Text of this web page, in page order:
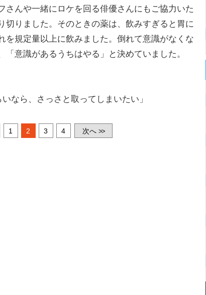
さんや一緒にロケを回る俳優さんにもご協力いた
切りました。そのときの薬は、飲みすぎると胃に
を規定量以上に飲みました。倒れて意識がなくな
「意識があるうちはやる」と決めていました。
なら、さっさと取ってしまいたい」
1 2 3 4 次へ >>